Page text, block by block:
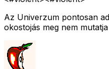
Az Univerzum pontosan
okostojás meg nem